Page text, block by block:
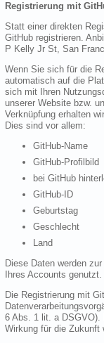
Registrierung mit
Statt einer direkten
GitHub registrieren.
P Kelly Jr St, San
Wenn Sie sich für die
automatisch auf die
sich mit Ihren
unserer Website bzw.
Verknüpfung erhalten
Dies sind vor allem:
GitHub-Name
GitHub-Profilbild
bei GitHub
GitHub-ID
Geburtstag
Geschlecht
Land
Diese Daten werden
Ihres Accounts genutzt.
Die Registrierung mit
6 Abs. 1 lit. a DSGVO).
Wirkung für die Zukunft